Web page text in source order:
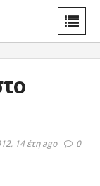
14 έτη ago
0